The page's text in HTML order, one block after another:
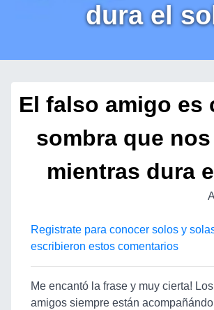
dura el
El falso amigo es
sombra que
mientras dura
Registrate para conocer solos y
escribieron estos comentarios
Me encantó la frase y muy cierta!
amigos siempre están